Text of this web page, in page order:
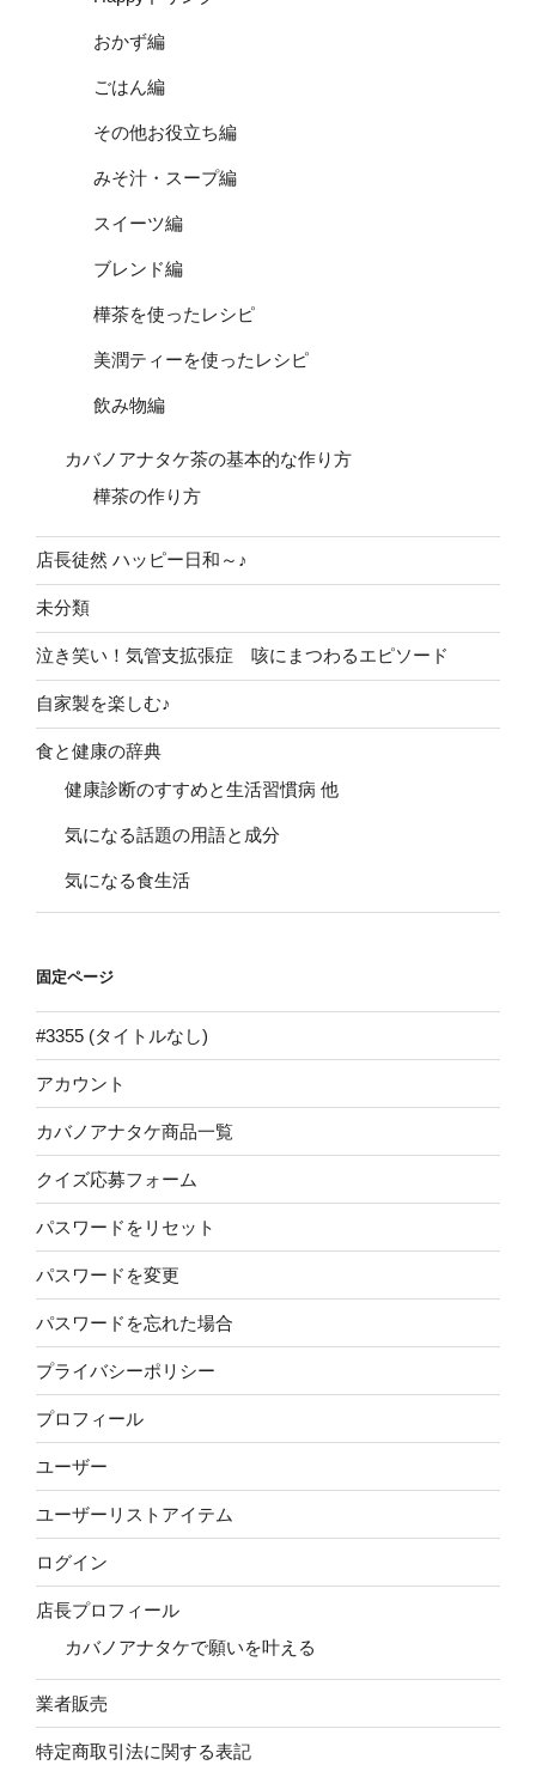
おかず編
ごはん編
その他お役立ち編
みそ汁・スープ編
スイーツ編
ブレンド編
樺茶を使ったレシピ
美潤ティーを使ったレシピ
飲み物編
カバノアナタケ茶の基本的な作り方
樺茶の作り方
店長徒然 ハッピー日和～♪
未分類
泣き笑い！気管支拡張症 咳にまつわるエピソード
自家製を楽しむ♪
食と健康の辞典
健康診断のすすめと生活習慣病 他
気になる話題の用語と成分
気になる食生活
固定ページ
#3355 (タイトルなし)
アカウント
カバノアナタケ商品一覧
クイズ応募フォーム
パスワードをリセット
パスワードを変更
パスワードを忘れた場合
プライバシーポリシー
プロフィール
ユーザー
ユーザーリストアイテム
ログイン
店長プロフィール
カバノアナタケで願いを叶える
業者販売
特定商取引法に関する表記